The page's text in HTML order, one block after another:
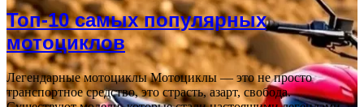
Топ-10 самых популярных
мотоциклов
Легендарные мотоциклы Мотоциклы — это не просто
транспортное средство, это страсть, азарт, свобода.